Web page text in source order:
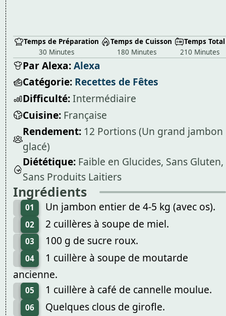
Temps de Préparation
30 Minutes
Temps de Cuisson
180 Minutes
Temps Total
210 Minutes
Par Alexa:Alexa
Catégorie: Recettes de Fêtes
Difficulté:Intermédiaire
Cuisine: Française
Rendement: 12 Portions (Un grand jambon
glacé)
Diététique: Faible en Glucides, Sans Gluten,
Sans Produits Laitiers
Ingrédients
01 Un jambon entier de 4-5 kg (avec os).
02 2 cuillères à soupe de miel.
03 100 g de sucre roux.
04
1 cuillère à soupe de moutarde
ancienne.
05 1 cuillère à café de cannelle moulue.
06 Quelques clous de girofle.